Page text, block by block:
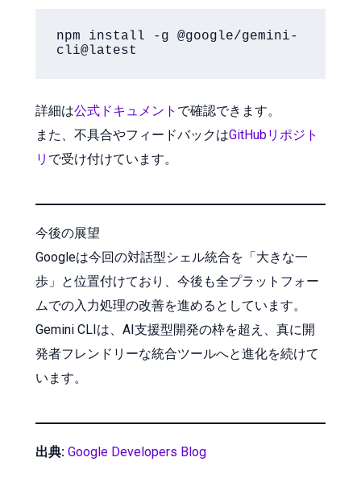
npm install -g @google/gemini-
詳細は公式ドキュメント で確認できます。
また、不具合やフィードバックはGitHubリポジト
リ で受け付けています。
今後の展望
Googleは今回の対話型シェル統合を「大きな一
歩」と位置付けており、今後も全プラットフォー
ムでの入力処理の改善を進めるとしています。
Gemini CLIは、AI支援型開発の枠を超え、真に開
発者フレンドリーな統合ツールへと進化を続けて
います。
出典: Google Developers Blog